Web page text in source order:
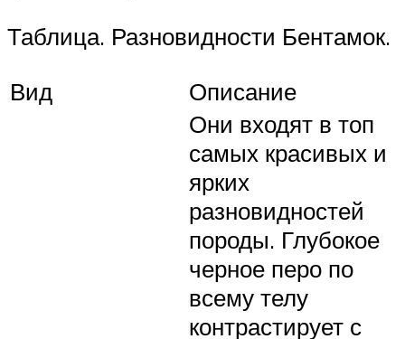
Таблица. Разновидности Бентамок.
Вид
Описание
Они входят в топ
самых красивых и
ярких
разновидностей
породы. Глубокое
черное перо по
всему телу
контрастирует с